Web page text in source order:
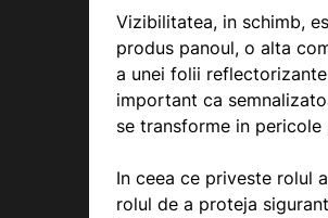
Vizibilitatea, in schimb,
produs panoul, o alta
a unei folii
important ca
se transforme in
In ceea ce priveste rolul
rolul de a proteja